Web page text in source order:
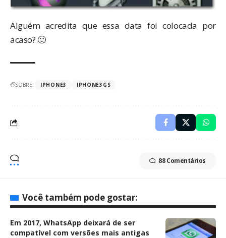
Alguém acredita que essa data foi colocada por
acaso? 🙂
SOBRE: IPHONE3 IPHONE3GS
88 Comentários
Você também pode gostar:
Em 2017, WhatsApp deixará de ser
compatível com versões mais antigas